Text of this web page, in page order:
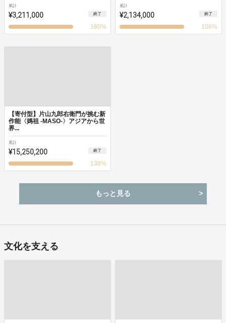
累計
¥3,211,000 終了
160%
累計
¥2,134,000 終了
106%
【寄付型】片山九郎右衛門が挑む新
作能〈媽祖 -MASO-〉アジアから世
界...
累計
¥15,250,200 終了
138%
もっと見る
文化を支える